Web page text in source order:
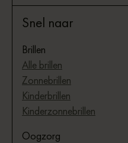
Snel naar
Brillen
Alle brillen
Zonnebrillen
Kinderbrillen
Kinderzonnebrillen
Oogzorg